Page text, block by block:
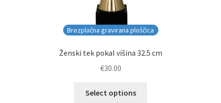
Brezplačna gravirana ploščica
Ženski tek pokal višina 32.5 cm
€30.00
Select options